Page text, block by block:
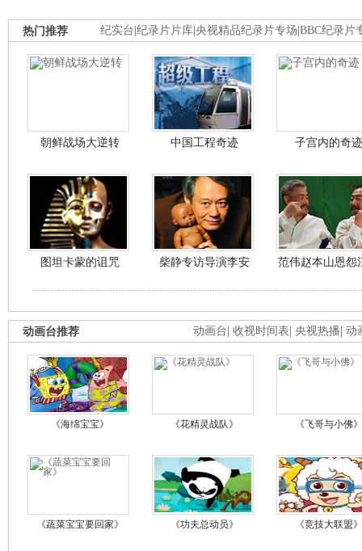
纪实台 纪录片片库 央视精品纪录片专场 BBC纪录片
热门推荐
朝鲜战场大逆转 中国工程奇迹 子宫内的奇迹
图坦卡蒙的诅咒 柴静专访导演李安 范伟赵本山恩怨
动画台 收视时间表 央视热播 动
动画台推荐
《海绵宝宝》 《花精灵战队》 《飞哥与小佛》
《蔬菜宝宝要回家》 《功夫总动员》 《竞技大联盟》